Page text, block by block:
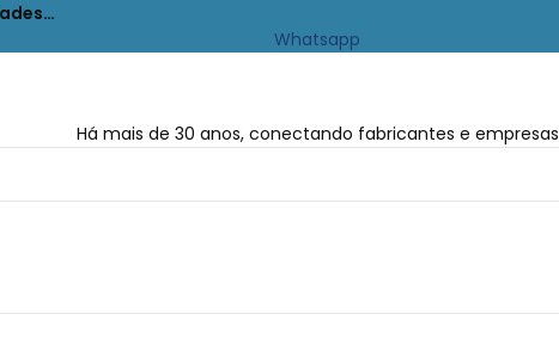
Whatsapp
Há mais de 30 anos, conectando fabricantes e empresas